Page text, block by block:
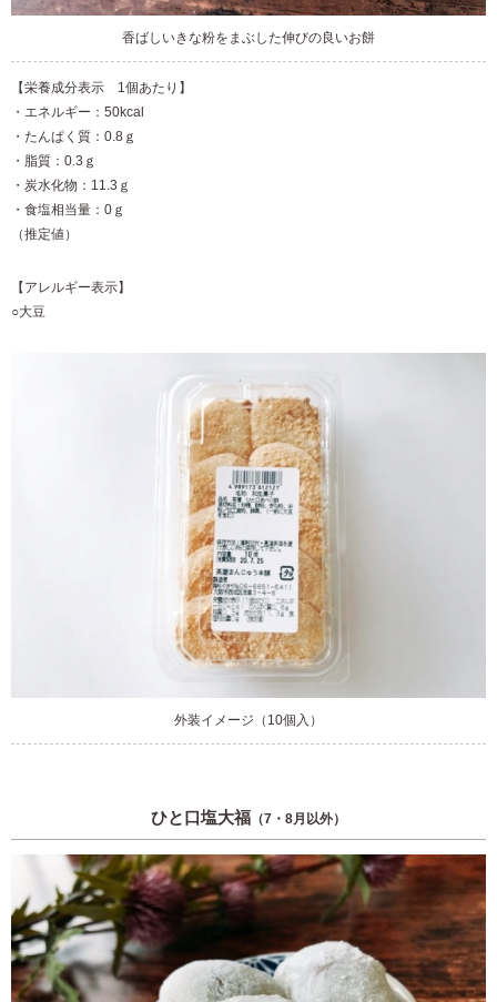
香ばしいきな粉をまぶした伸びの良いお餅
【栄養成分表示 1個あたり】
・エネルギー：50kcal
・たんぱく質：0.8ｇ
・脂質：0.3ｇ
・炭水化物：11.3ｇ
・食塩相当量：0ｇ
（推定値）
【アレルギー表示】
○大豆
外装イメージ（10個入）
ひと口塩大福 （7・8月以外）